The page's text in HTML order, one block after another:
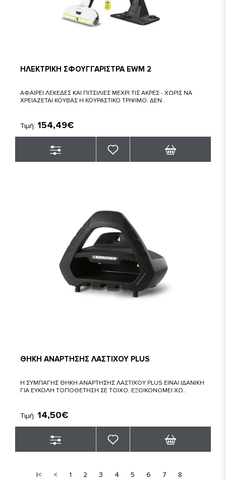
ΗΛΕΚΤΡΙΚΗ ΣΦΟΥΓΓΑΡΙΣΤΡΑ EWM 2
ΑΦΑΙΡΕΙ ΛΕΚΕΔΕΣ ΚΑΙ ΠΙΤΣΙΛΙΕΣ ΜΕΧΡΙ ΤΙΣ ΑΚΡΕΣ - ΧΩΡΙΣ ΝΑ
ΧΡΕΙΑΖΕΤΑΙ ΚΟΥΒΑΣ Η ΚΟΥΡΑΣΤΙΚΟ ΤΡΙΨΙΜΟ. ΔΕΝ..
Τιμή: 154,49€
ΘΗΚΗ ΑΝΑΡΤΗΣΗΣ ΛΑΣΤΙΧΟΥ PLUS
Η ΣΥΜΠΑΓΗΣ ΘΗΚΗ ΑΝΑΡΤΗΣΗΣ ΛΑΣΤΙΧΟΥ PLUS ΕΙΝΑΙ ΙΔΑΝΙΚΗ
ΓΙΑ ΕΥΚΟΛΗ ΤΟΠΟΘΕΤΗΣΗ ΣΕ ΤΟΙΧΟ. ΕΞΟΙΚΟΝΟΜΕΙ ΧΩ..
Τιμή: 14,50€
|< < 1 2 3 4 5 6 7
8